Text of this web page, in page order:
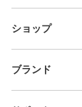
ショップ
ブランド